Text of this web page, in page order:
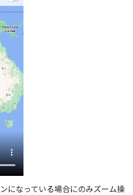
になっている場合にのみズーム操